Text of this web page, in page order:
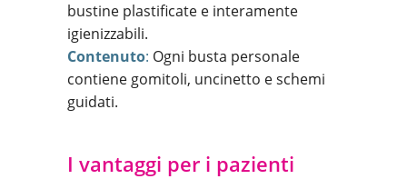
bustine plastificate e interamente
igienizzabili.
Contenuto: Ogni busta personale
contiene gomitoli, uncinetto e schemi
guidati.
I vantaggi per i pazienti